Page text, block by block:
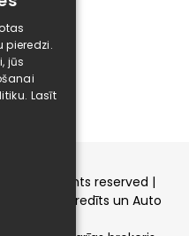
| All rights reserved |
Patēriņa kredīts un Auto
pieredzi.
jūs
Lasīt